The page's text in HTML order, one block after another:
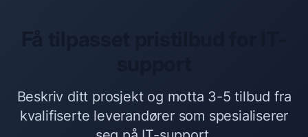
Beskriv ditt prosjekt og motta 3-5 tilbud fra
kvalifiserte leverandører som spesialiserer